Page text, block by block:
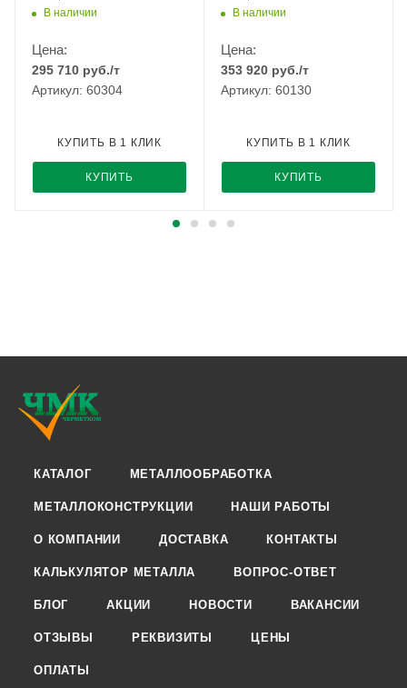
В наличии
Цена:
295 710 руб./т
Артикул: 60304
КУПИТЬ
КУПИТЬ В 1 КЛИК
В наличии
Цена:
353 920 руб./т
Артикул: 60130
КУПИТЬ
КУПИТЬ В 1 КЛИК
КАТАЛОГ МЕТАЛЛООБРАБОТКА
МЕТАЛЛОКОНСТРУКЦИИ НАШИ РАБОТЫ
О КОМПАНИИ ДОСТАВКА КОНТАКТЫ
КАЛЬКУЛЯТОР МЕТАЛЛА ВОПРОС-ОТВЕТ
БЛОГ АКЦИИ НОВОСТИ ВАКАНСИИ
ОТЗЫВЫ РЕКВИЗИТЫ ЦЕНЫ
ОПЛАТЫ